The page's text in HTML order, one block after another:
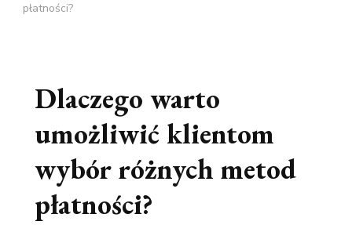
płatności?
Dlaczego warto
umożliwić klientom
wybór różnych metod
płatności?